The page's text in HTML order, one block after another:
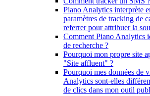
Piano Analytics interprète
paramètres de tracking de
referrer pour attribuer la
Comment Piano Analytics
de recherche ?
Pourquoi mon propre site
"Site affluent" ?
Pourquoi mes données de
Analytics sont-elles
de clics dans mon outil